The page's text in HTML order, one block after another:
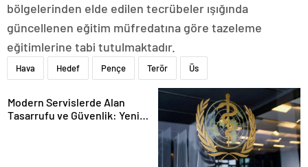
bölgelerinden elde edilen tecrübeler ışığında
güncellenen eğitim müfredatına göre tazeleme
eğitimlerine tabi tutulmaktadır.
Hava Hedef Pençe Terör Üs
Modern Servislerde Alan
Tasarrufu ve Güvenlik: Yeni